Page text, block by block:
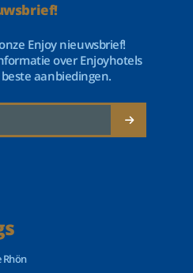
Enjoy nieuwsbrief!
over Enjoyhotels
aanbiedingen.
Rhön